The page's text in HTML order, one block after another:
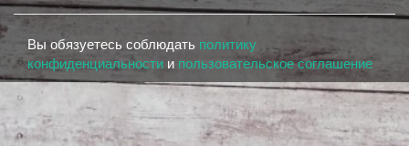
Вы обязуетесь соблюдать политику
конфиденциальности и пользовательское соглашение